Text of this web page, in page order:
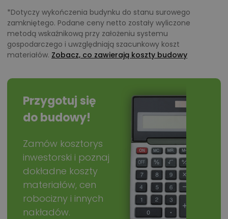
projekty podobne - o zbliżonym układzie lub
parametrach,
optymalizacja kosztów budowy domu według
tego projektu,
Zadzwoń52 384 49 90
*Dotyczy wykończenia budynku do stanu surowego
zamkniętego. Podane ceny netto zostały wyliczone
metodą wskaźnikową przy założeniu systemu
gospodarczego i uwzględniają szacunkowy koszt
materiałów. Zobacz, co zawierają koszty budowy
Przygotuj się
do budowy!
Zamów kosztorys
inwestorski i poznaj
dokładne koszty
materiałów, cen
robocizny i innych
nakładów.